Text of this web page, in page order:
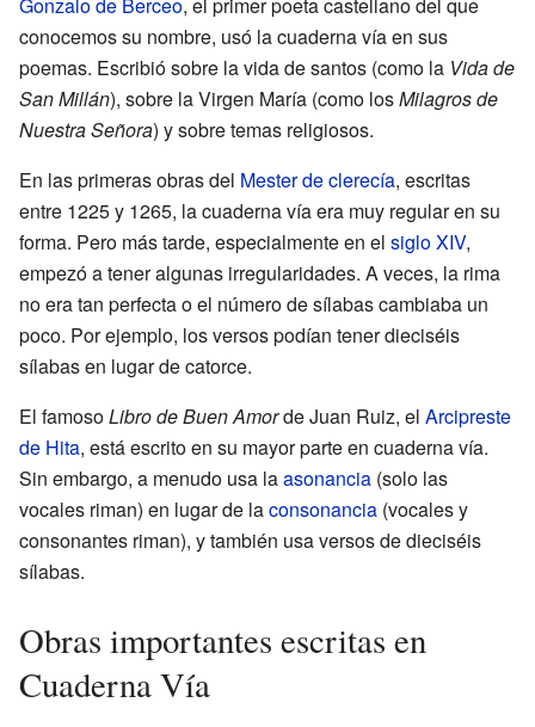
conocemos su nombre, usó la cuaderna vía en sus
poemas. Escribió sobre la vida de santos (como la Vida de
San Millán), sobre la Virgen María (como losMilagros de
Nuestra Señora) y sobre temas religiosos.
En las primeras obras del Mester de clerecía, escritas
entre 1225 y 1265, la cuaderna vía era muy regular en su
forma. Pero más tarde, especialmente en el siglo XIV,
empezó a tener algunas irregularidades. A veces, la rima
no era tan perfecta o el número de sílabas cambiaba un
poco. Por ejemplo, los versos podían tener dieciséis
sílabas en lugar de catorce.
El famosoLibro de Buen Amorde Juan Ruiz, el Arcipreste
de Hita, está escrito en su mayor parte en cuaderna vía.
Sin embargo, a menudo usa laasonancia (solo las
vocales riman) en lugar de laconsonancia (vocales y
consonantes riman), y también usa versos de dieciséis
sílabas.
Obras importantes escritas en
Cuaderna Vía